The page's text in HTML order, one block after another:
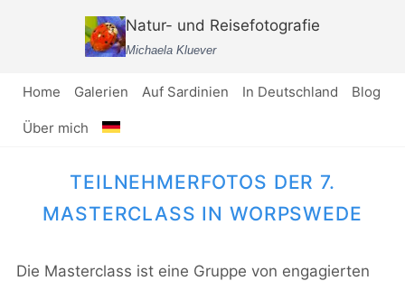
Natur- und Reisefotografie
Michaela Kluever
Home Galerien Auf Sardinien In Deutschland Blog
Über mich
TEILNEHMERFOTOS DER 7.
MASTERCLASS IN WORPSWEDE
Die Masterclass ist eine Gruppe von engagierten